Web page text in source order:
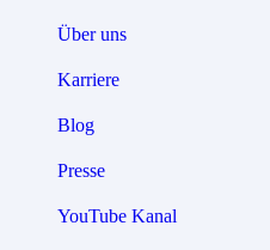
Über uns
Karriere
Blog
Presse
YouTube Kanal